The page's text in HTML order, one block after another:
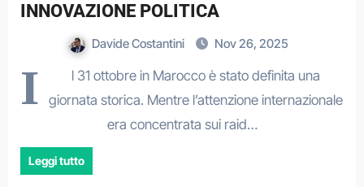
INNOVAZIONE POLITICA
Davide Costantini Nov 26, 2025
I
l 31 ottobre in Marocco è stato definita una
giornata storica. Mentre l’attenzione internazionale
era concentrata sui raid…
Leggi tutto